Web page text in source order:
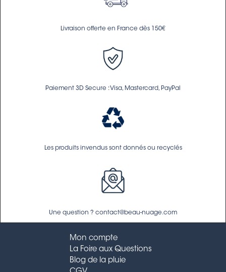
Livraison offerte en France dès 150€
Paiement 3D Secure : Visa, Mastercard, PayPal
Les produits invendus sont donnés ou recyclés
Une question ? contact@beau-nuage.com
Mon compte
La Foire aux Questions
Blog de la pluie